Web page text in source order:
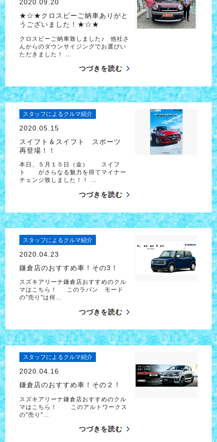
2020.09.20
★☆★クロスビーご納車ありがと
うございました！★☆★
クロスビーご納車致しました♪ 他社さ
んからのダウンサイジングでお選びい
ただきました！ …
つづきを読む
スタッフによるクルマ紹介
2020.05.15
スイフト＆スイフト スポーツ
再登場！！
本日、５月１５日（金） スイフ
ト がさらなる魅力を得てマイナー
チェンジ致しました！！ …
つづきを読む
スタッフによるクルマ紹介
2020.04.23
鎌倉店のおすすめ車！その3！
スズキアリーナ鎌倉店おすすめのクル
マはこちら！ このラパン モード
の"売り"は何…
つづきを読む
スタッフによるクルマ紹介
2020.04.16
鎌倉店のおすすめ車！その２！
スズキアリーナ鎌倉店おすすめのクル
マはこちら！ このアルトワークス
の"売り"…
つづきを読む